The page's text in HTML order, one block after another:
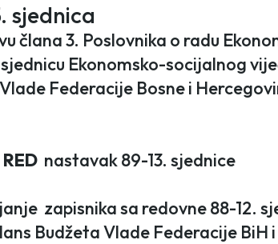
sjednica
člana 3. Poslovnika o radu
Ekonomsko-socijalnog
Federacije Bosne i
nastavak 89-13. sjednice
zapisnika sa redovne 88-12.
Budžeta Vlade Federacije BiH